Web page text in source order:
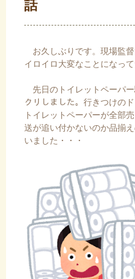
話
お久しぶりです。現場監
イロイロ大変なことになっ
先日のトイレットペーパ
クリしました。行きつけの
トイレットペーパーが全部
送が追い付かないのか品揃
いました・・・